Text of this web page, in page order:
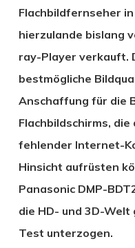
Flachbildfernseher
hierzulande bislang
ray-Player verkauft.
bestmögliche
Anschaffung für die
Flachbildschirms,
fehlender Internet-
Hinsicht aufrüsten
Panasonic DMP-
die HD- und 3D-
Test unterzogen.